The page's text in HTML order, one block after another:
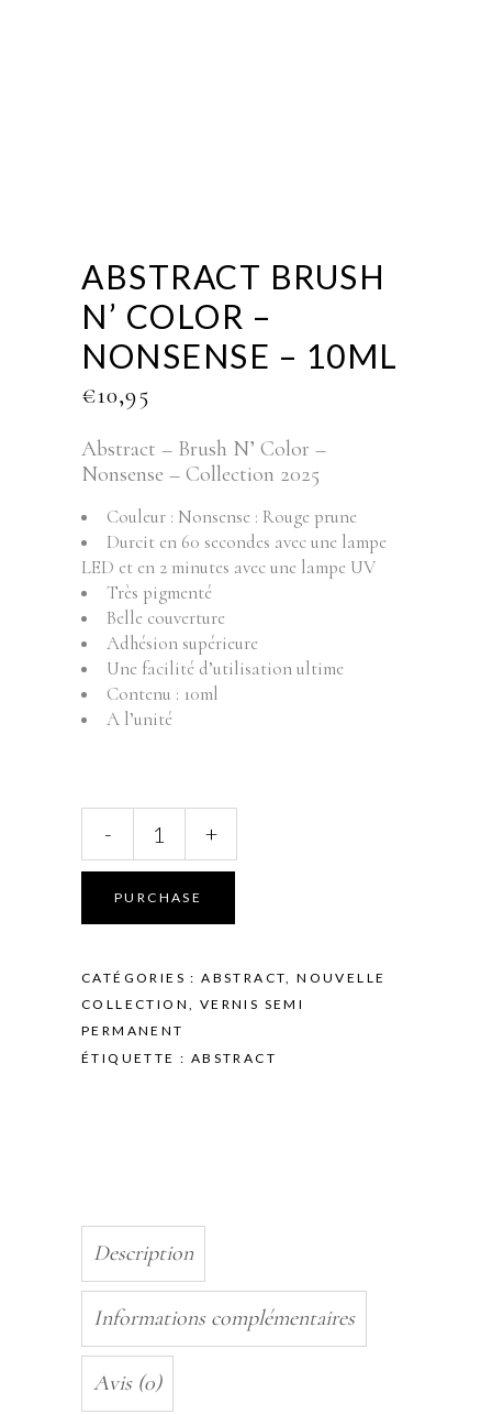
ABSTRACT BRUSH
N’ COLOR –
NONSENSE – 10ML
€10,95
Abstract – Brush N’ Color –
Nonsense – Collection 2025
Couleur : Nonsense : Rouge prune
Durcit en 60 secondes avec une lampe
LED et en 2 minutes avec une lampe UV
Très pigmenté
Belle couverture
Adhésion supérieure
Une facilité d’utilisation ultime
Contenu : 10ml
A l’unité
N'
COLOR
-
-
10ML
quantity
- +
PURCHASE
CATÉGORIES :ABSTRACT,NOUVELLE
COLLECTION, VERNIS SEMI
PERMANENT
ÉTIQUETTE : ABSTRACT
Description
Informations complémentaires
Avis (0)